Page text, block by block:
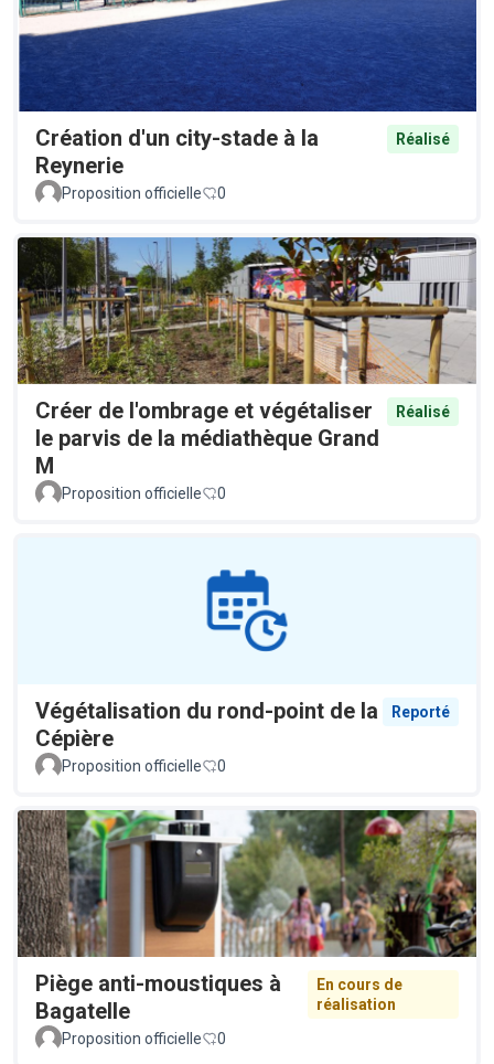
Création d'un city-stade à la
Reynerie
Réalisé
Proposition officielle 0
Créer de l'ombrage et végétaliser
le parvis de la médiathèque Grand
M
Réalisé
Proposition officielle 0
Végétalisation du rond-point de la
Cépière
Reporté
Proposition officielle 0
Piège anti-moustiques à
Bagatelle
En cours de
réalisation
Proposition officielle
0